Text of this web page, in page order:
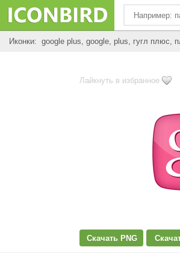
Иконки: google plus, google, plus, гугл плюс,
Лайкнуть в избранное
Скачать PNG